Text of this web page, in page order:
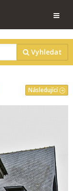
Vyhledat
Následující